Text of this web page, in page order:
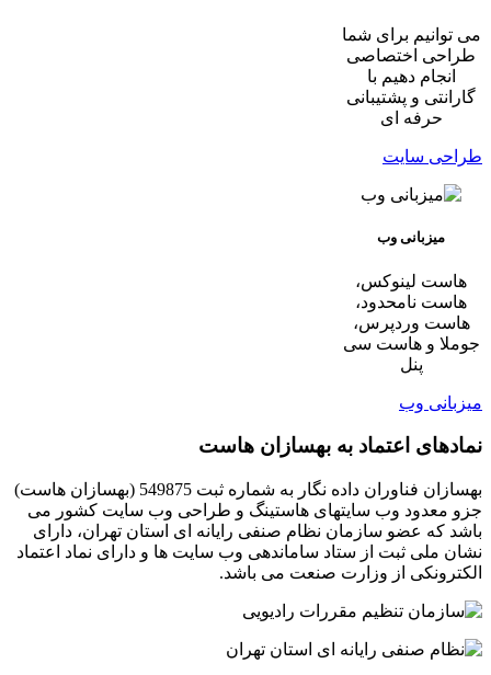
می توانیم برای شما
طراحی اختصاصی
انجام دهیم با
گارانتی و پشتیبانی
حرفه ای
طراحی سایت
میزبانی وب
هاست لینوکس،
هاست نامحدود،
هاست وردپرس،
جوملا و هاست سی
پنل
میزبانی وب
نمادهای اعتماد به بهسازان هاست
بهسازان فناوران داده نگار به شماره ثبت 549875 (بهسازان هاست)
جزو معدود وب سایتهای هاستینگ و طراحی وب سایت کشور می
باشد که عضو سازمان نظام صنفی رایانه ای استان تهران، دارای
نشان ملی ثبت از ستاد ساماندهی وب سایت ها و دارای نماد اعتماد
الکترونکی از وزارت صنعت می باشد.